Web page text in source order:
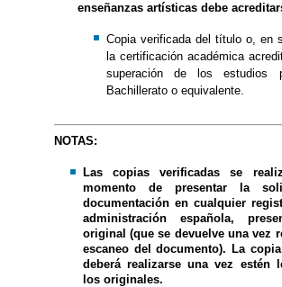
enseñanzas artísticas debe
Copia verificada del título o, en
la certificación académica
superación de los estudios
Bachillerato o equivalente.
NOTAS:
Las copias verificadas se
momento de presentar la
documentación en cualquier
administración española,
original (que se devuelve una vez
escaneo del documento). La
deberá realizarse una vez estén
los originales.